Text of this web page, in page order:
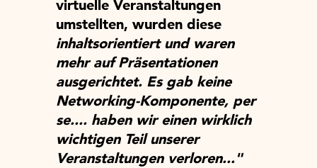
virtuelle Veranstaltungen
umstellten, wurden diese
inhaltsorientiert und waren
mehr auf Präsentationen
ausgerichtet. Es gab keine
Networking-Komponente, per
se.... haben wir einen wirklich
wichtigen Teil unserer
Veranstaltungen verloren..."